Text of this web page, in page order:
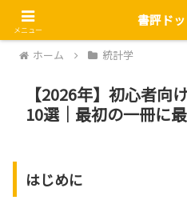
ホーム 統計学
【2026年】初心者向
10選｜最初の一冊に
はじめに
メニュー
書評ド